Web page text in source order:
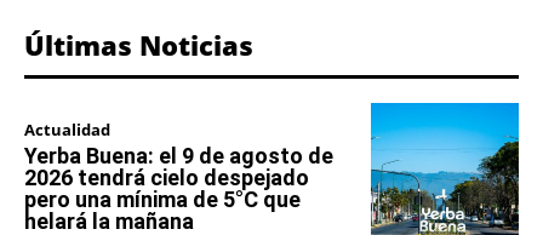
Últimas Noticias
Actualidad
Yerba Buena: el 9 de agosto de
2026 tendrá cielo despejado
pero una mínima de 5°C que
helará la mañana